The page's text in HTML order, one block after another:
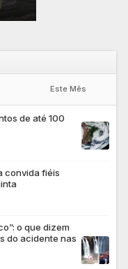
Este Mês
de até 100
convida fiéis
o que dizem
do acidente nas